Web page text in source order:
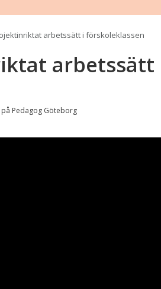
arbetssätt i förskoleklassen
arbetssätt
Pedagog Göteborg